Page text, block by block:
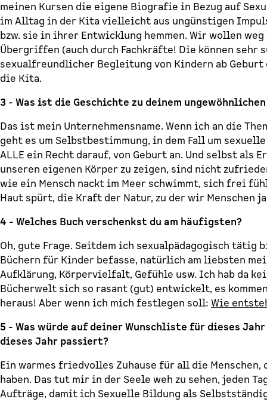
meinen Kursen die eigene Biografie in Bezug auf
im Alltag in der Kita vielleicht aus ungünstigen
bzw. sie in ihrer Entwicklung hemmen. Wir wollen weg
Übergriffen (auch durch Fachkräfte! Die können
sexualfreundlicher Begleitung von Kindern ab
die Kita.
3 - Was ist die Geschichte zu deinem
Das ist mein Unternehmensname. Wenn ich an die
geht es um Selbstbestimmung, in dem Fall um
ALLE ein Recht darauf, von Geburt an. Und selbst als
unseren eigenen Körper zu zeigen, sind nicht
wie ein Mensch nackt im Meer schwimmt, sich frei
Haut spürt, die Kraft der Natur, zu der wir Menschen
4 - Welches Buch verschenkst du am häufigsten?
Oh, gute Frage. Seitdem ich sexualpädagogisch tätig
Büchern für Kinder befasse, natürlich am liebsten
Aufklärung, Körpervielfalt, Gefühle usw. Ich hab da
Bücherwelt sich so rasant (gut) entwickelt, es kommen
heraus! Aber wenn ich mich festlegen soll: Wie
5 - Was würde auf deiner Wunschliste für dieses
dieses Jahr passiert?
Ein warmes friedvolles Zuhause für all die
haben. Das tut mir in der Seele weh zu sehen, jeden
Aufträge, damit ich Sexuelle Bildung als